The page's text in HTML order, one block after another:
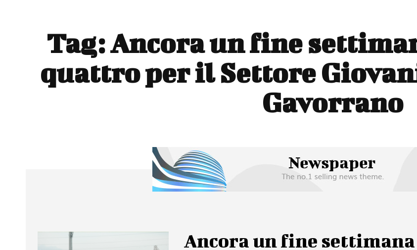
Tag:Ancora un fine
quattro per il Settore
Gavorrano
Ancora un fine settimana